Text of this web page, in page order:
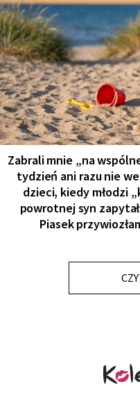
Zabrali mnie „na
tydzień ani razu nie
dzieci, kiedy młodzi
powrotnej syn
Piasek